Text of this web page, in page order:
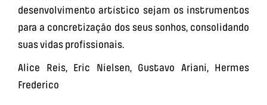
desenvolvimento artístico sejam os instrumentos
para a concretização dos seus sonhos, consolidando
suas vidas profissionais.
Alice Reis, Eric Nielsen, Gustavo Ariani, Hermes
Frederico